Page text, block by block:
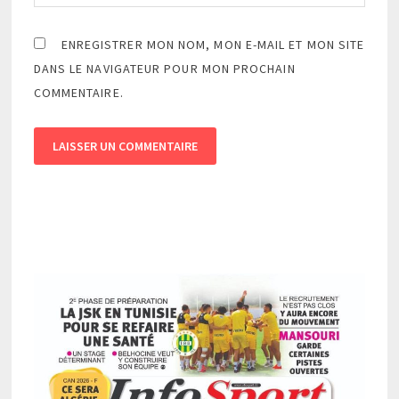
ENREGISTRER MON NOM, MON E-MAIL ET MON SITE
DANS LE NAVIGATEUR POUR MON PROCHAIN
COMMENTAIRE.